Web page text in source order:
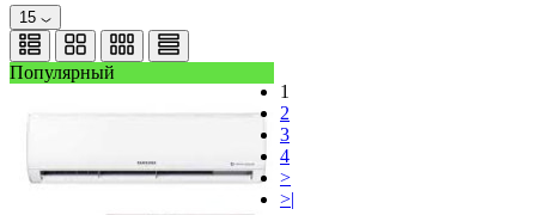
15
Популярный
1
2
3
4
>
>|